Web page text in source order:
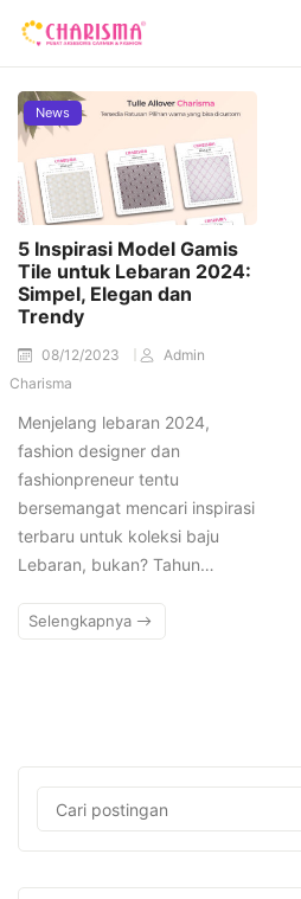
News
5 Inspirasi Model Gamis
Tile untuk Lebaran 2024:
Simpel, Elegan dan
Trendy
08/12/2023
Admin
Charisma
Menjelang lebaran 2024,
fashion designer dan
fashionpreneur tentu
bersemangat mencari inspirasi
terbaru untuk koleksi baju
Lebaran, bukan? Tahun…
Selengkapnya